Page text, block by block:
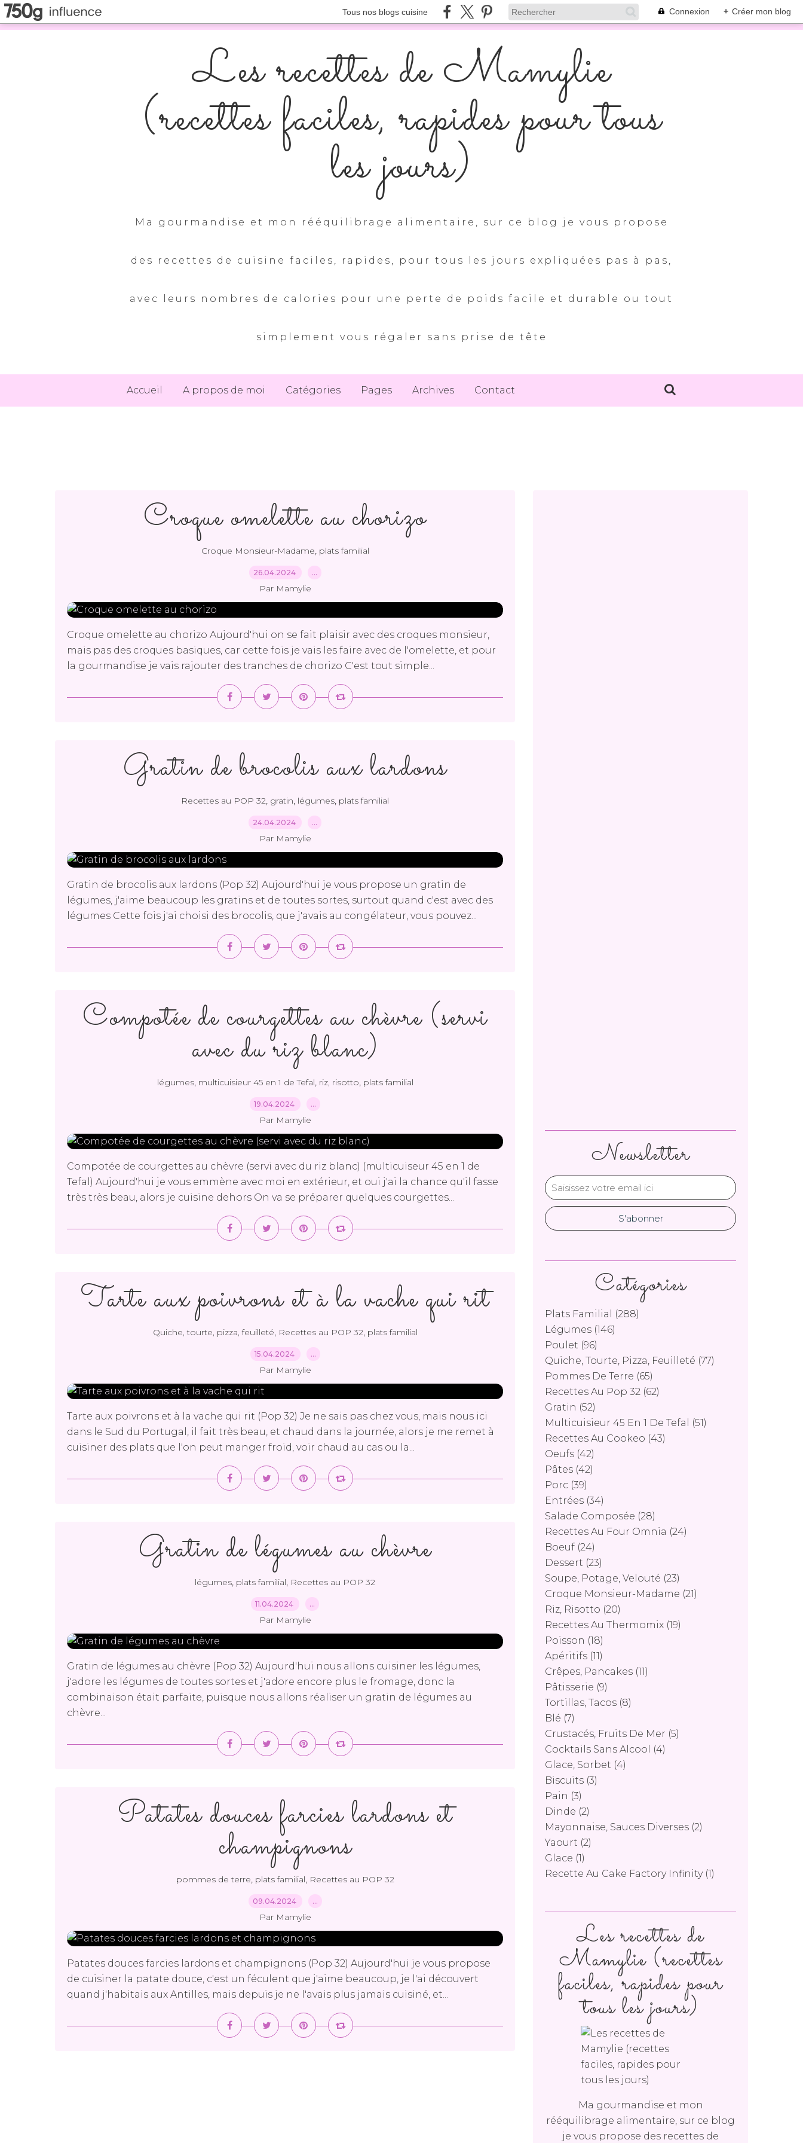
Tous nos blogs cuisine Connexion + Créer mon blog
Les recettes de Mamylie
(recettes faciles, rapides pour tous
les jours)
Ma gourmandise et mon rééquilibrage alimentaire, sur ce blog je vous propose
des recettes de cuisine faciles, rapides, pour tous les jours expliquées pas à pas,
avec leurs nombres de calories pour une perte de poids facile et durable ou tout
simplement vous régaler sans prise de tête
Accueil A propos de moi Catégories Pages Archives Contact
Croque omelette au chorizo
Croque Monsieur-Madame, plats familial
26.04.2024 …
Par Mamylie
Croque omelette au chorizo Aujourd'hui on se fait plaisir avec des croques monsieur,
mais pas des croques basiques, car cette fois je vais les faire avec de l'omelette, et pour
la gourmandise je vais rajouter des tranches de chorizo C'est tout simple...
Gratin de brocolis aux lardons
Recettes au POP 32, gratin, légumes, plats familial
24.04.2024 …
Par Mamylie
Gratin de brocolis aux lardons (Pop 32) Aujourd'hui je vous propose un gratin de
légumes, j'aime beaucoup les gratins et de toutes sortes, surtout quand c'est avec des
légumes Cette fois j'ai choisi des brocolis, que j'avais au congélateur, vous pouvez...
Compotée de courgettes au chèvre (servi
avec du riz blanc)
légumes, multicuisieur 45 en 1 de Tefal, riz, risotto, plats familial
19.04.2024 …
Par Mamylie
Compotée de courgettes au chèvre (servi avec du riz blanc) (multicuiseur 45 en 1 de
Tefal) Aujourd'hui je vous emmène avec moi en extérieur, et oui j'ai la chance qu'il fasse
très très beau, alors je cuisine dehors On va se préparer quelques courgettes...
Tarte aux poivrons et à la vache qui rit
Quiche, tourte, pizza, feuilleté, Recettes au POP 32, plats familial
15.04.2024 …
Par Mamylie
Tarte aux poivrons et à la vache qui rit (Pop 32) Je ne sais pas chez vous, mais nous ici
dans le Sud du Portugal, il fait très beau, et chaud dans la journée, alors je me remet à
cuisiner des plats que l'on peut manger froid, voir chaud au cas ou la...
Gratin de légumes au chèvre
légumes, plats familial, Recettes au POP 32
11.04.2024 …
Par Mamylie
Gratin de légumes au chèvre (Pop 32) Aujourd'hui nous allons cuisiner les légumes,
j'adore les légumes de toutes sortes et j'adore encore plus le fromage, donc la
combinaison était parfaite, puisque nous allons réaliser un gratin de légumes au
chèvre...
Patates douces farcies lardons et
champignons
pommes de terre, plats familial, Recettes au POP 32
09.04.2024 …
Par Mamylie
Patates douces farcies lardons et champignons (Pop 32) Aujourd'hui je vous propose
de cuisiner la patate douce, c'est un féculent que j'aime beaucoup, je l'ai découvert
quand j'habitais aux Antilles, mais depuis je ne l'avais plus jamais cuisiné, et...
Newsletter
Catégories
Plats Familial
(288)
Légumes (146)
Poulet (96)
Quiche, Tourte, Pizza, Feuilleté (77)
Pommes De Terre (65)
Recettes Au Pop 32 (62)
Gratin (52)
Multicuisieur 45 En 1 De Tefal
(51)
Recettes Au Cookeo (43)
Oeufs (42)
Pâtes (42)
Porc (39)
Entrées (34)
Salade Composée (28)
Recettes Au Four Omnia (24)
Boeuf (24)
Dessert (23)
Soupe, Potage, Velouté (23)
Croque Monsieur-Madame (21)
Riz, Risotto (20)
Recettes Au Thermomix (19)
Poisson (18)
Apéritifs (11)
Crêpes, Pancakes (11)
Pâtisserie (9)
Tortillas, Tacos (8)
Blé (7)
Crustacés, Fruits De Mer (5)
Cocktails Sans Alcool
(4)
Glace, Sorbet (4)
Biscuits (3)
Pain (3)
Dinde (2)
Mayonnaise, Sauces Diverses (2)
Yaourt (2)
Glace (1)
Recette Au Cake Factory Infinity(1)
Les recettes de
Mamylie (recettes
faciles, rapides pour
tous les jours)
Ma gourmandise et mon
rééquilibrage alimentaire, sur ce blog
je vous propose des recettes de